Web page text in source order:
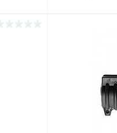
В избранное